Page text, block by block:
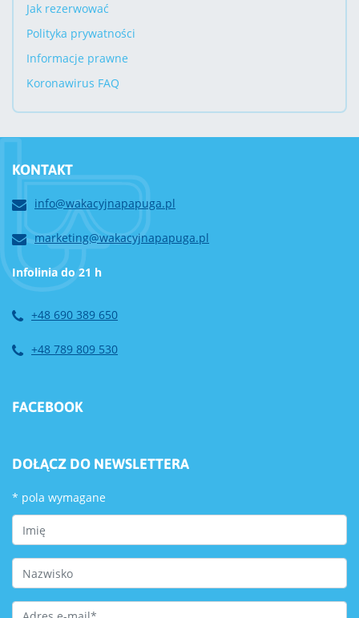
Jak rezerwować
Polityka prywatności
Informacje prawne
Koronawirus FAQ
KONTAKT
info@wakacyjnapapuga.pl
marketing@wakacyjnapapuga.pl
Infolinia do 21 h
+48 690 389 650
+48 789 809 530
FACEBOOK
DOŁĄCZ DO NEWSLETTERA
* pola wymagane
First Name
Last Name
Email Address*